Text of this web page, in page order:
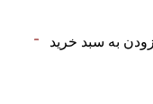
به سبد خرید